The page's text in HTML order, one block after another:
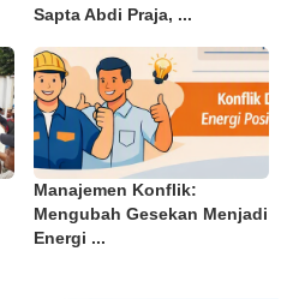
Sapta Abdi Praja, ...
Manajemen Konflik:
Mengubah Gesekan Menjadi
Energi ...